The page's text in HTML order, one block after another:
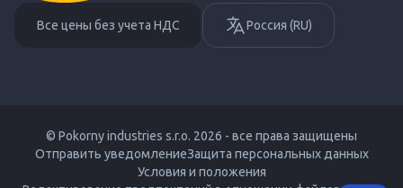
Все цены без учета НДС Россия (RU)
© Pokorny industries s.r.o. 2026 - все права защищены
Отправить уведомлениеЗащита персональных данных
Условия и положения